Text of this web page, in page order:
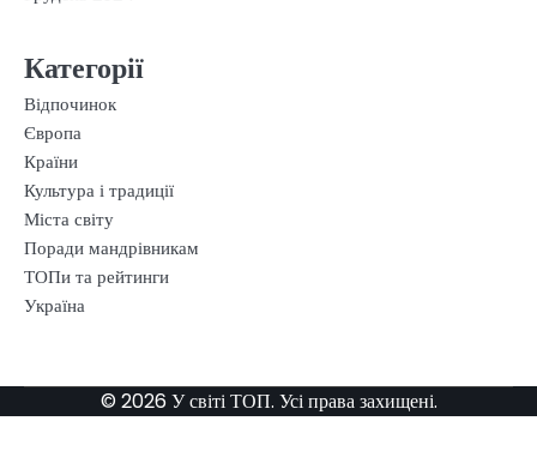
Категорії
Відпочинок
Європа
Країни
Культура і традиції
Міста світу
Поради мандрівникам
ТОПи та рейтинги
Україна
© 2026 У світі ТОП. Усі права захищені.